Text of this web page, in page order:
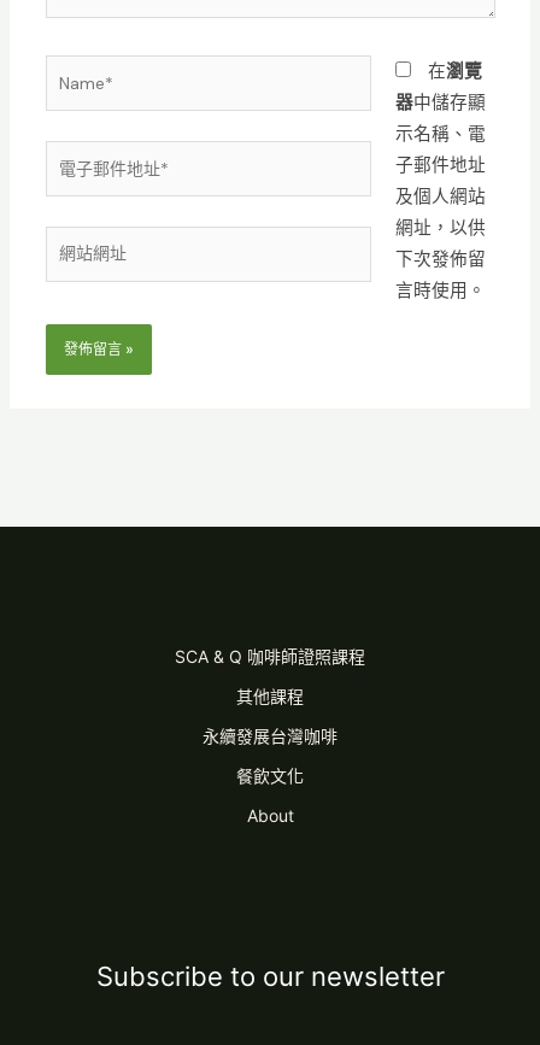
電
件
地
網
在瀏覽
器中儲存顯
示名稱、電
子郵件地址
及個人網站
網址，以供
下次發佈留
言時使用。
SCA & Q 咖啡師證照課程
其他課程
永續發展台灣咖啡
餐飲文化
About
Subscribe to our newsletter